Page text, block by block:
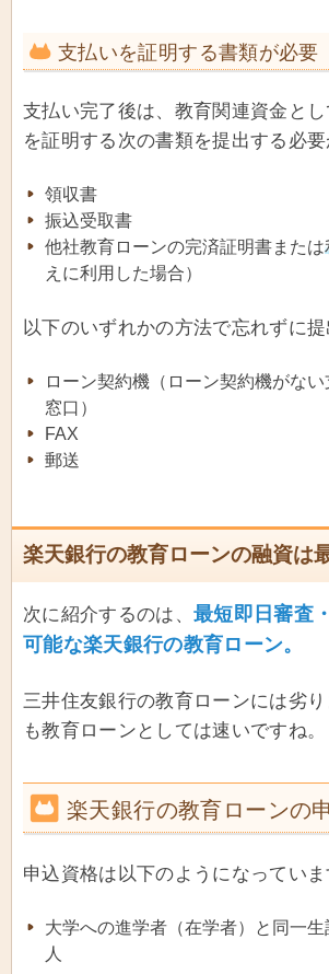
支払いを証明する書類が必要
支払い完了後は、教育関連資金と
を証明する次の書類を提出する必要
領収書
振込受取書
他社教育ローンの完済証明書または
えに利用した場合）
以下のいずれかの方法で忘れずに提
ローン契約機（ローン契約機がな
窓口）
FAX
郵送
楽天銀行の教育ローンの融資は
次に紹介するのは、最短即日審査
可能な楽天銀行の教育ローン。
三井住友銀行の教育ローンには劣
も教育ローンとしては速いですね。
楽天銀行の教育ローンの
申込資格は以下のようになっていま
大学への進学者（在学者）と同一
人